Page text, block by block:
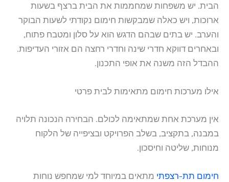
הבית. יש משפחות שמחממות את הבית ברצף בשעות
ארוכות, ויש כאלה שמבקשות חימום נקודתי לשעות הבוקר
והערב. יש בתים שבהם הדגש הוא על סלון ומטבח פתוח,
ובאחרים דווקא חדרי שינה וחדרי רחצה הם אזורי העדיפות.
ההבדל הזה משנה את אופי התכנון.
אילו מערכות חימום מתאימות לבית פרטי
אין מערכת אחת שמתאימה לכולם. הבחירה הנכונה תלויה
במבנה, בתקציב, בשלב הפרויקט ובציפייה של הלקוח
מנוחות, שליטה וחיסכון.
חימום תת-רצפתי מתאים במיוחד למי שמחפש נוחות